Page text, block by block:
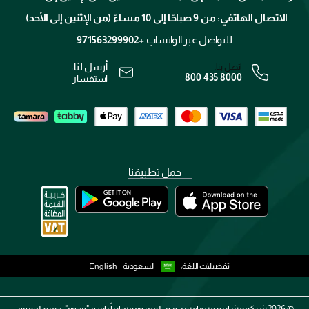
الوظائف
الشروط و الأحكام
رقم السجل التجاري: 7013320481 — صادر من وزارة التجارة
الاتصال الهاتفي: من 9 صباحًا إلى 10 مساءً (من الإثنين إلى الأحد)
للتواصل عبر الواتساب +971563299902
اتصل بنا:
800 435 8000
أرسل لنا:
استفسار
حمل تطبيقنا
تفضيلات اللغة: السعودية English